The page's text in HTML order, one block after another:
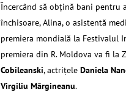
Încercând să obțină bani pentru
închisoare, Alina, o asistentă
premiera mondială la Festivalul
premiera din R. Moldova va fi la
Cobileanski, actriţeleDaniela
Virgiliu Mărgineanu.